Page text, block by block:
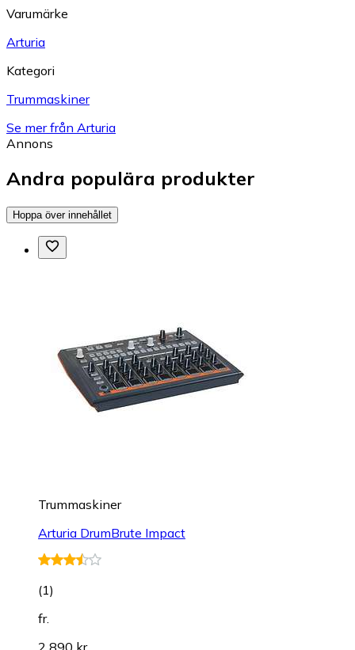
Varumärke
Arturia
Kategori
Trummaskiner
Se mer från Arturia
Annons
Andra populära produkter
Hoppa över innehållet
Trummaskiner
Arturia DrumBrute Impact
(1)
fr.